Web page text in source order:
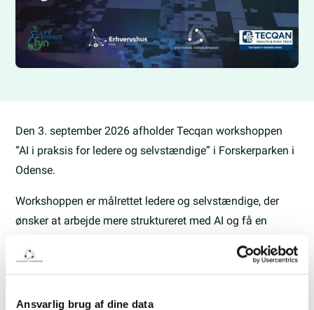
Ansvarlig brug af dine data
Den 3. september 2026 afholder Tecqan workshoppen
“AI i praksis for ledere og selvstændige” i Forskerparken i
Odense.
Workshoppen er målrettet ledere og selvstændige, der
ønsker at arbejde mere struktureret med AI og få en
kan implementeres ansvarligt og værdiskabende i
organisationen.